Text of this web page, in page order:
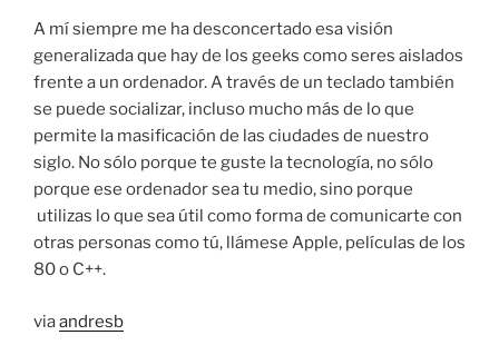
A mí siempre me ha desconcertado esa visión
generalizada que hay de los geeks como seres aislados
frente a un ordenador. A través de un teclado también
se puede socializar, incluso mucho más de lo que
permite la masificación de las ciudades de nuestro
siglo. No sólo porque te guste la tecnología, no sólo
porque ese ordenador sea tu medio, sino porque
utilizas lo que sea útil como forma de comunicarte con
otras personas como tú, llámese Apple, películas de los
80 o C++.
viaandresb